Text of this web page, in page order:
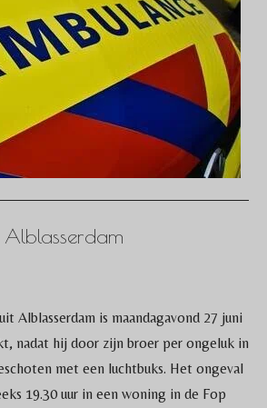
Alblasserdam
Alblasserdam is maandagavond 27 juni
nadat hij door zijn broer per ongeluk in
met een luchtbuks. Het ongeval
19.30 uur in een woning in de Fop